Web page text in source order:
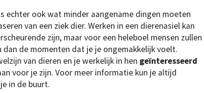
echter ook wat minder aangename dingen moeten
van een ziek dier. Werken in een dierenasiel kan
zijn, maar voor een heleboel mensen zullen
de momenten dat je je ongemakkelijk voelt.
van dieren en je werkelijk in hen geïnteresseerd
voor je zijn. Voor meer informatie kun je altijd
in de buurt.